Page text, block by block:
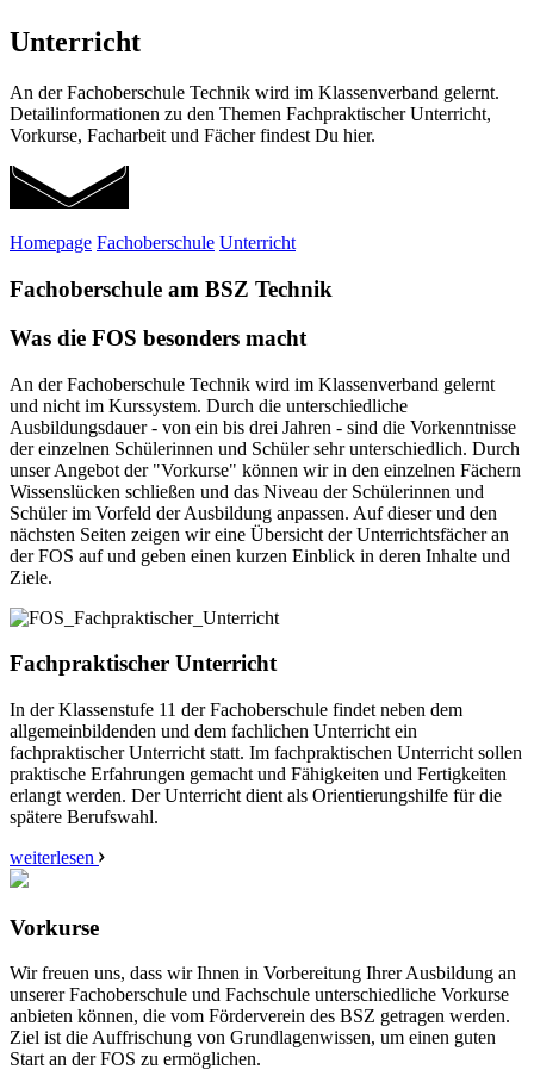
Unterricht
An der Fachoberschule Technik wird im Klassenverband gelernt.
Detailinformationen zu den Themen Fachpraktischer Unterricht,
Vorkurse, Facharbeit und Fächer findest Du hier.
Homepage Fachoberschule Unterricht
Fachoberschule am BSZ Technik
Was die FOS besonders macht
An der Fachoberschule Technik wird im Klassenverband gelernt
und nicht im Kurssystem. Durch die unterschiedliche
Ausbildungsdauer - von ein bis drei Jahren - sind die Vorkenntnisse
der einzelnen Schülerinnen und Schüler sehr unterschiedlich. Durch
unser Angebot der "Vorkurse" können wir in den einzelnen Fächern
Wissenslücken schließen und das Niveau der Schülerinnen und
Schüler im Vorfeld der Ausbildung anpassen. Auf dieser und den
nächsten Seiten zeigen wir eine Übersicht der Unterrichtsfächer an
der FOS auf und geben einen kurzen Einblick in deren Inhalte und
Ziele.
Fachpraktischer Unterricht
In der Klassenstufe 11 der Fachoberschule findet neben dem
allgemeinbildenden und dem fachlichen Unterricht ein
fachpraktischer Unterricht statt. Im fachpraktischen Unterricht sollen
praktische Erfahrungen gemacht und Fähigkeiten und Fertigkeiten
erlangt werden. Der Unterricht dient als Orientierungshilfe für die
spätere Berufswahl.
weiterlesen
Vorkurse
Wir freuen uns, dass wir Ihnen in Vorbereitung Ihrer Ausbildung an
unserer Fachoberschule und Fachschule unterschiedliche Vorkurse
anbieten können, die vom Förderverein des BSZ getragen werden.
Ziel ist die Auffrischung von Grundlagenwissen, um einen guten
Start an der FOS zu ermöglichen.